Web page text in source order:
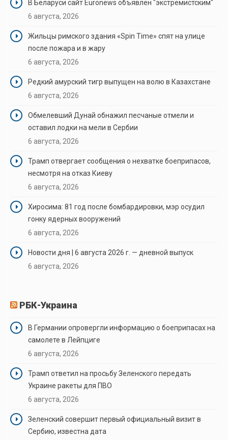
В Беларуси сайт Euronews объявлен "экстремистским"
6 августа, 2026
Жильцы римского здания «Spin Time» спят на улице
после пожара и в жару
6 августа, 2026
Редкий амурский тигр выпущен на волю в Казахстане
6 августа, 2026
Обмелевший Дунай обнажил песчаные отмели и
оставил лодки на мели в Сербии
6 августа, 2026
Трамп отвергает сообщения о нехватке боеприпасов,
несмотря на отказ Киеву
6 августа, 2026
Хиросима: 81 год после бомбардировки, мэр осудил
гонку ядерных вооружений
6 августа, 2026
Новости дня | 6 августа 2026 г. — дневной выпуск
6 августа, 2026
РБК-Украина
В Германии опровергли информацию о боеприпасах на
самолете в Лейпциге
6 августа, 2026
Трамп ответил на просьбу Зеленского передать
Украине ракеты для ПВО
6 августа, 2026
Зеленский совершит первый официальный визит в
Сербию, известна дата